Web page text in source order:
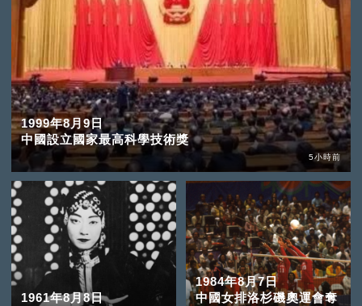
1999年8月9日
中國設立國家最高科學技術獎
5小時前
1961年8月8日
1984年8月7日
中國女排洛杉磯奧運會奪